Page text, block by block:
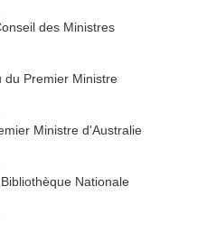
des Ministres
du Premier Ministre
Ministre d'Australie
Nationale